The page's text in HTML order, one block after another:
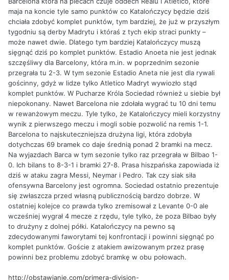
maja na koncie tyle samo punktów co Katalończycy będzie dziś
chciała zdobyć komplet punktów, tym bardziej, że już w przyszłym
tygodniu są derby Madrytu i któraś z tych ekip straci punkty –
może nawet dwie. Dlatego tym bardziej Katalończycy muszą
sięgnąć dziś po komplet punktów. Estadio Anoeta nie jest jednak
szczęśliwy dla Barcelony, która m.in. w poprzednim sezonie
przegrała tu 2-3. W tym sezonie Estadio Aneta nie jest dla rywali
gościnny, gdyż w lidze tylko Atletico Madryt wywiozło stąd
komplet punktów. W Pucharze Króla Sociedad również u siebie był
niepokonany. Nawet Barcelona nie zdołała wygrać tu 10 dni temu
w rewanżowym meczu. Tyle tylko, że Katalończycy mieli korzystny
wynik z pierwszego meczu i mogli sobie pozwolić na remis 1-1.
Barcelona to najskuteczniejsza drużyna ligi, która zdobyła
dotychczas 69 bramek co daje średnią ponad 2 bramki na mecz.
Na wyjazdach Barca w tym sezonie tylko raz przegrała w Bilbao 1-
0. Ich bilans to 8-3-1 i bramki 27-8. Prasa hiszpańska zapowiada iż
dziś w ataku zagra Messi, Neymar i Pedro. Tak czy siak siła
ofensywna Barcelony jest ogromna. Sociedad ostatnio prezentuje
się zwłaszcza przed własną publicznością bardzo dobrze. W
ostatniej kolejce co prawda tylko zremisował z Levante 0-0 ale
wcześniej wygrał 4 mecze z rzędu, tyle tylko, że poza Bilbao były
to drużyny z dolnej półki. Katalończycy na pewno są
zdecydowanymi faworytami tej konfrontacji i powinni sięgnąć po
komplet punktów. Goście z atakiem awizowanym przez prasę
powinni bez problemu zdobyć bramkę w obu połowach.
http://obstawianie.com/primera-division-